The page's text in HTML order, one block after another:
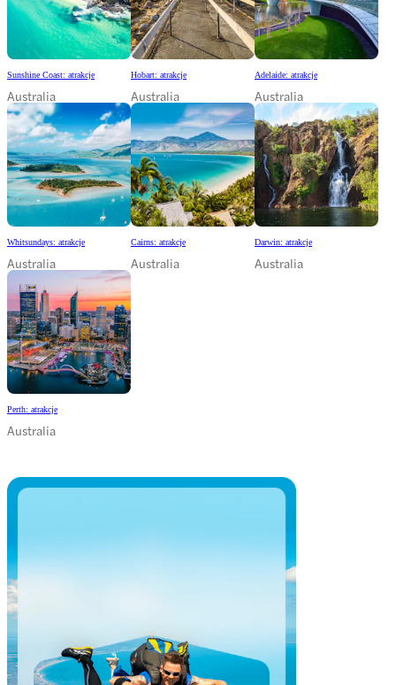
Sunshine Coast: atrakcje
Australia
Hobart: atrakcje
Australia
Adelaide: atrakcje
Australia
Whitsundays: atrakcje
Australia
Cairns: atrakcje
Australia
Darwin: atrakcje
Australia
Perth: atrakcje
Australia